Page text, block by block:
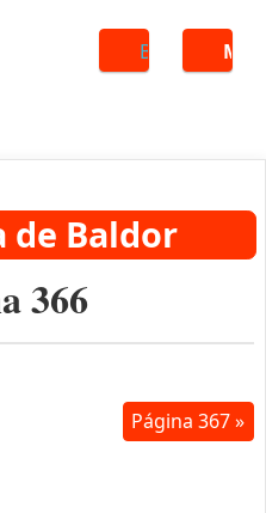
Buscar
Baldor
366
Página 367 »